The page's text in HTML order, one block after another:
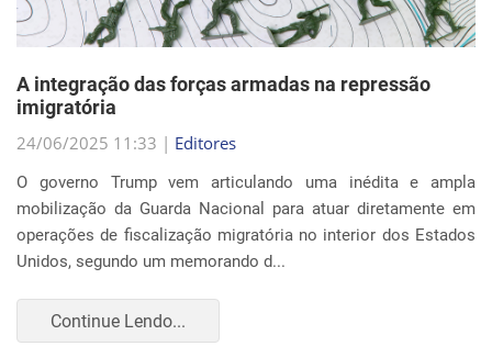
imigratória
24/06/2025 11:33 |
O governo Trump vem articulando uma inédita e ampla
mobilização da Guarda Nacional para atuar diretamente em
operações de fiscalização migratória no interior dos Estados
Unidos, segundo um memorando d...
Continue Lendo...